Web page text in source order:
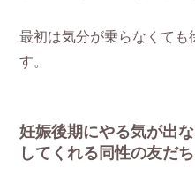
最初は気分が乗らなくて
す。
妊娠後期にやる気が出
してくれる同性の友だ